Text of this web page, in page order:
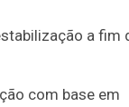
a fim
com base em